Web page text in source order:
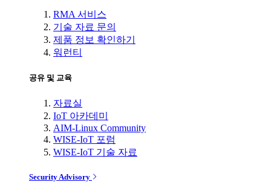
RMA 서비스
기술 자료 문의
제품 정보 확인하기
워런티
공유 및 교육
자료실
IoT 아카데미
AIM-Linux Community
WISE-IoT 포럼
WISE-IoT 기술 자료
Security Advisory